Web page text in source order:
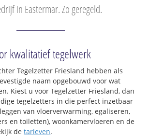
in Eastermar. Zo geregeld.
kwalitatief tegelwerk
Tegelzetter Friesland hebben als
naam opgebouwd voor wat
Kiest u voor Tegelzetter Friesland, dan
tegelzetters in die perfect inzetbaar
van vloerverwarming, egaliseren,
en toiletten), woonkamervloeren en de
detarieven.